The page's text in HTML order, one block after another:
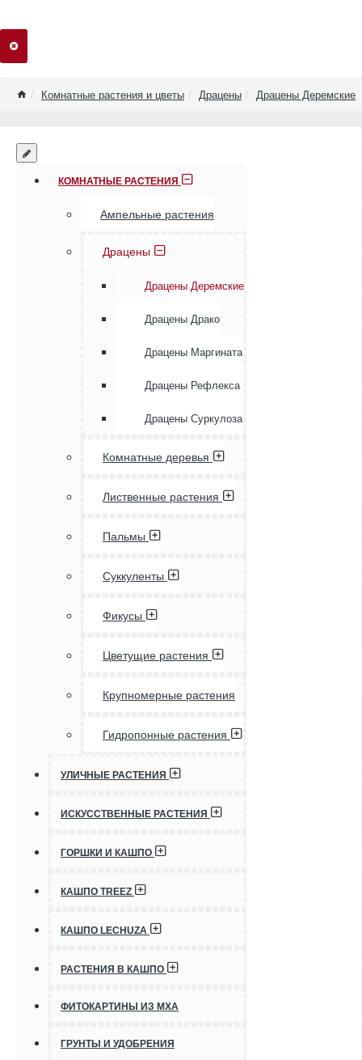
homeКомнатные растения и цветы Драцены Драцены Деремские
КОМНАТНЫЕ РАСТЕНИЯ
Ампельные растения
Драцены
Драцены Деремские
Драцены Драко
Драцены Маргината
Драцены Рефлекса
Драцены Суркулоза
Комнатные деревья
Лиственные растения
Пальмы
Суккуленты
Фикусы
Цветущие растения
Крупномерные растения
Гидропонные растения
УЛИЧНЫЕ РАСТЕНИЯ
ИСКУССТВЕННЫЕ РАСТЕНИЯ
ГОРШКИ И КАШПО
КАШПО TREEZ
КАШПО LECHUZA
РАСТЕНИЯ В КАШПО
ФИТОКАРТИНЫ ИЗ МХА
ГРУНТЫ И УДОБРЕНИЯ